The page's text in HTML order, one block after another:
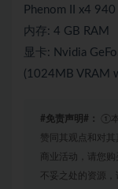
Phenom II x4
内存: 4 GB RAM
显卡: Nvidia
(1024MB VRAM
#免责声明#：
①
赞同其观点和对
商业活动，请您
不妥之处的资源